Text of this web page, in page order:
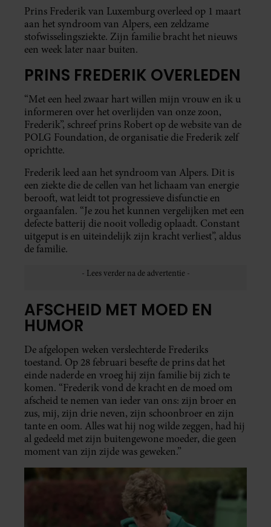
Prins Frederik van Luxemburg overleed op 1 maart
aan het syndroom van Alpers, een zeldzame
stofwisselingsziekte. Zijn familie bracht het nieuws
een week later naar buiten.
PRINS FREDERIK OVERLEDEN
“Met een heel zwaar hart willen mijn vrouw en ik u
informeren over het overlijden van onze zoon,
Frederik”, schreef prins Robert op de website van de
POLG Foundation, de organisatie die Frederik zelf
oprichtte.
Frederik leed aan het syndroom van Alpers. Dit is
een ziekte die de cellen van het lichaam van energie
berooft, wat leidt tot progressieve disfunctie en
orgaanfalen. “Je zou het kunnen vergelijken met een
defecte batterij die nooit volledig oplaadt. Constant
uitgeput is en uiteindelijk zijn kracht verliest”, aldus
de familie.
AFSCHEID MET MOED EN
HUMOR
De afgelopen weken verslechterde Frederiks
toestand. Op 28 februari besefte de prins dat het
einde naderde en vroeg hij zijn familie bij zich te
komen. “Frederik vond de kracht en de moed om
afscheid te nemen van ieder van ons: zijn broer en
zus, mij, zijn drie neven, zijn schoonbroer en zijn
tante en oom. Alles wat hij nog wilde zeggen, had hij
al gedeeld met zijn buitengewone moeder, die geen
moment van zijn zijde was geweken.”